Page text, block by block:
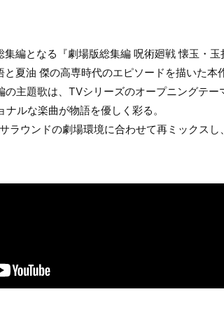
編となる『劇場版総集編 呪術廻戦 懐玉・
と夏油 傑の高専時代のエピソードを描いた
の主題歌は、TVシリーズのオープニングテ
ルな楽曲が物語を優しく彩る。
ラウンドの劇場環境に合わせて再ミックス